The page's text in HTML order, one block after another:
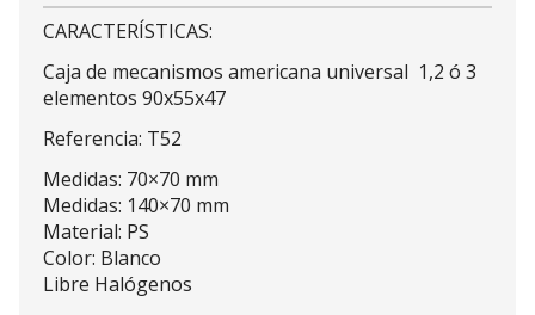
CARACTERÍSTICAS:
Caja de mecanismos americana universal 1,2 ó 3
elementos 90x55x47
Referencia: T52
Medidas: 70×70 mm
Medidas: 140×70 mm
Material: PS
Color: Blanco
Libre Halógenos